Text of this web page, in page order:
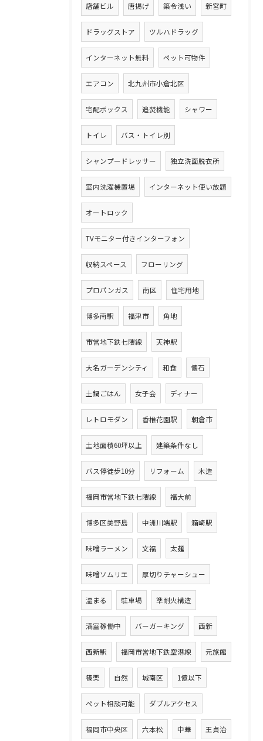
店舗ビル 唐揚げ 築令浅い 新宮町
ドラッグストア ツルハドラッグ
インターネット無料 ペット可物件
エアコン 北九州市小倉北区
宅配ボックス 追焚機能 シャワー
トイレ バス・トイレ別
シャンプードレッサー 独立洗面脱衣所
室内洗濯機置場 インターネット使い放題
オートロック
TVモニター付きインターフォン
収納スペース フローリング
プロパンガス 南区 住宅用地
博多南駅 福津市 角地
市営地下鉄七隈線 天神駅
大名ガーデンシティ 和食 懐石
土鍋ごはん 女子会 ディナー
レトロモダン 香椎花園駅 朝倉市
土地面積60坪以上 建築条件なし
バス停徒歩10分 リフォーム 木造
福岡市営地下鉄七隈線 福大前
博多区美野島 中洲川端駅 箱崎駅
味噌ラーメン 文福 太麺
味噌ソムリエ 厚切りチャーシュー
温まる 駐車場 準耐火構造
満室稼働中 バーガーキング 西新
西新駅 福岡市営地下鉄空港線 元旅館
篠栗 自然 城南区 1億以下
ペット相談可能 ダブルアクセス
福岡市中央区 六本松 中華 王貞治